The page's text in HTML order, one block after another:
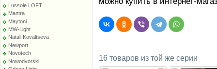
Lussole LOFT
Mantra
Maytoni
MW-Light
Natali Kovaltseva
Newport
Novotech
Nowodvorski
16 товаров из той же серии